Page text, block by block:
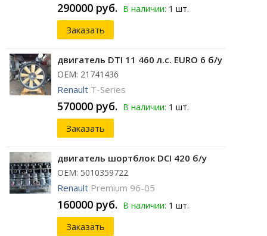
290000 руб. В наличии: 1 шт.
Заказать
двигатель DTI 11 460 л.с. EURO 6 б/у
ОЕМ: 21741436
Renault T-Series
570000 руб. В наличии: 1 шт.
Заказать
двигатель шортблок DCI 420 б/у
ОЕМ: 5010359722
Renault Premium 96-05
160000 руб. В наличии: 1 шт.
Заказать